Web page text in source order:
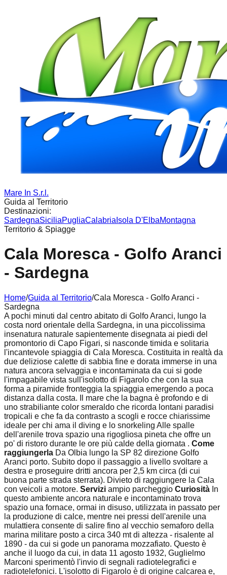
Mare In S.r.l.
Guida al Territorio
Destinazioni:
SardegnaSiciliaPugliaCalabria Isola D'ElbaMontagna
Territorio & Spiagge
Cala Moresca - Golfo Aranci
- Sardegna
Home/Guida al Territorio/Cala Moresca - Golfo Aranci -
Sardegna
A pochi minuti dal centro abitato di Golfo Aranci, lungo la
costa nord orientale della Sardegna, in una piccolissima
insenatura naturale sapientemente disegnata ai piedi del
promontorio di Capo Figari, si nasconde timida e solitaria
l'incantevole spiaggia di Cala Moresca. Costituita in realtà da
due deliziose calette di sabbia fine e dorata immerse in una
natura ancora selvaggia e incontaminata da cui si gode
l'impagabile vista sull'isolotto di Figarolo che con la sua
forma a piramide fronteggia la spiaggia emergendo a poca
distanza dalla costa. Il mare che la bagna è profondo e di
uno strabiliante color smeraldo che ricorda lontani paradisi
tropicali e che fa da contrasto a scogli e rocce chiarissime
ideale per chi ama il diving e lo snorkeling Alle spalle
dell'arenile trova spazio una rigogliosa pineta che offre un
po' di ristoro durante le ore più calde della giornata . Come
raggiungerla Da Olbia lungo la SP 82 direzione Golfo
Aranci porto. Subito dopo il passaggio a livello svoltare a
destra e proseguire dritti ancora per 2,5 km circa (di cui
buona parte strada sterrata). Divieto di raggiungere la Cala
con veicoli a motore. Servizi ampio parcheggio Curiosità In
questo ambiente ancora naturale e incontaminato trova
spazio una fornace, ormai in disuso, utilizzata in passato per
la produzione di calce, mentre nei pressi dell'arenile una
mulattiera consente di salire fino al vecchio semaforo della
marina militare posto a circa 340 mt di altezza - risalente al
1890 - da cui si gode un panorama mozzafiato. Questo è
anche il luogo da cui, in data 11 agosto 1932, Guglielmo
Marconi sperimentò l'invio di segnali radiotelegrafici e
radiotelefonici. L'isolotto di Figarolo è di origine calcarea e,